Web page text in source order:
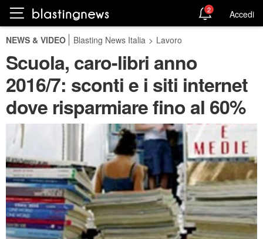
2 Accedi
NEWS & VIDEO Blasting News Italia > Lavoro
Scuola, caro-libri anno
2016/7: sconti e i siti internet
dove risparmiare fino al 60%